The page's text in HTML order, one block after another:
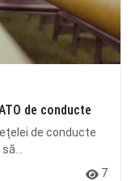
de conducte
de conducte
7